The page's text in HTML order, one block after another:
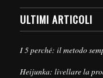
ULTIMI ARTICOLI
I 5 perché: il metodo
Heijunka: livellare la